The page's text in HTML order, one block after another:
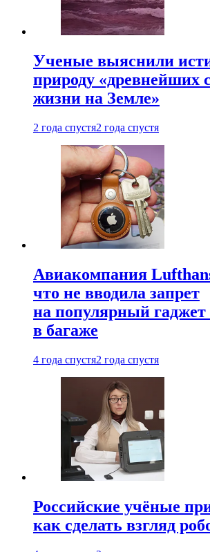
Ученые выяснили
природу «древнейших
жизни на Земле»
2 года спустя2 года спустя
Авиакомпания
что не вводила запрет
на популярный гаджет
в багаже
4 года спустя2 года спустя
Российские учёные
как сделать взгляд